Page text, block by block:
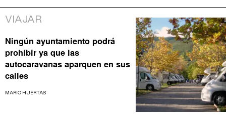
VIAJAR
Ningún ayuntamiento podrá
prohibir ya que las
autocaravanas aparquen en sus
calles
MARIO HUERTAS